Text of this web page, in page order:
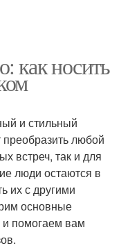
как носить
и стильный
любой
встреч, так и для
люди остаются в
их с другими
основные
помогаем вам